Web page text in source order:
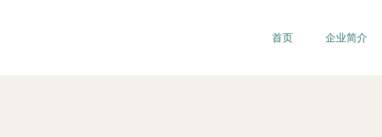
首页 企业简介